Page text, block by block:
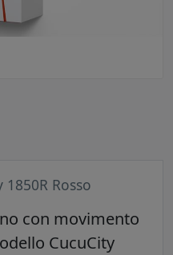
Rosso
con movimento
CucuCity